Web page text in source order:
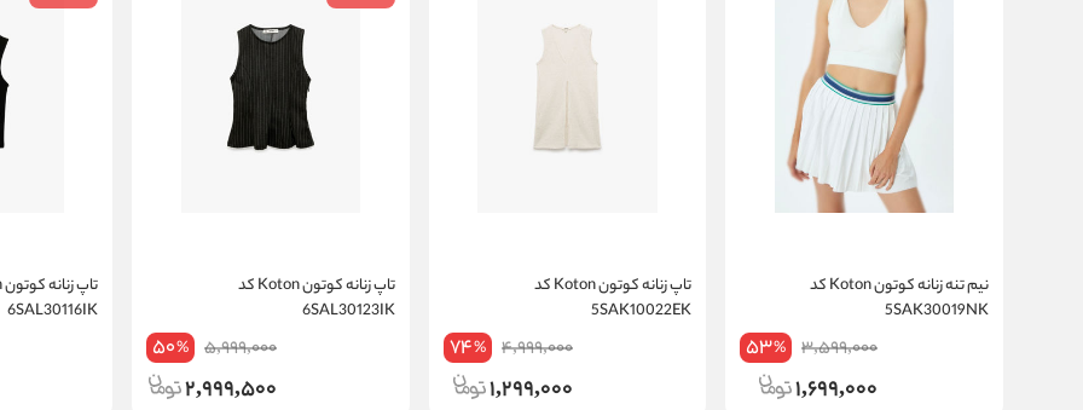
نیم تنه زنانه کوتون Koton کد
5SAK30019NK
3,599,000
53%
1,699,000
تاپ زنانه کوتون Koton کد
5SAK10022EK
4,999,000
74%
1,299,000
تاپ زنانه کوتون Koton کد
6SAL30123IK
5,999,000
50%
2,999,500
6SAL30116IK